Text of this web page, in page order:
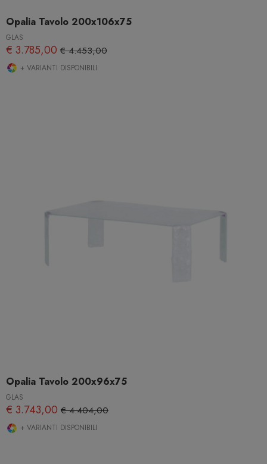
Opalia Tavolo 200x106x75
GLAS
€ 3.785,00 € 4.453,00
+ VARIANTI DISPONIBILI
Opalia Tavolo 200x96x75
GLAS
€ 3.743,00 € 4.404,00
+ VARIANTI DISPONIBILI